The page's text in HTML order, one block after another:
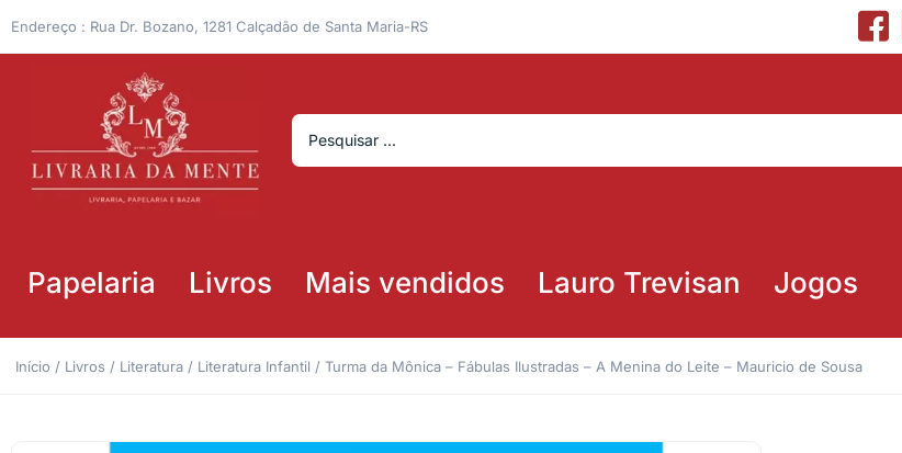
Endereço : Rua Dr. Bozano, 1281 Calçadão de Santa Maria-RS
Papelaria Livros Mais vendidos Lauro Trevisan Jogos
Início / Livros / Literatura / Literatura Infantil / Turma da Mônica – Fábulas Ilustradas – A Menina do Leite – Mauricio de Sousa